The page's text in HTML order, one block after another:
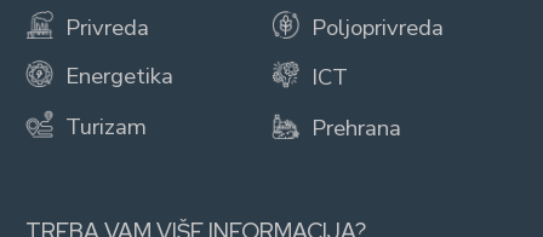
Privreda
Energetika
Turizam
Poljoprivreda
ICT
Prehrana